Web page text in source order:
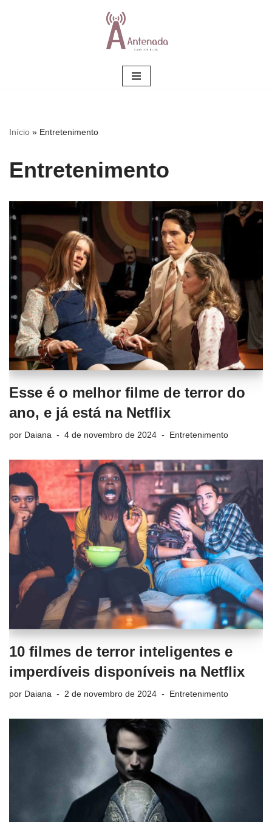
Início » Entretenimento
Entretenimento
Esse é o melhor filme de terror do
ano, e já está na Netflix
por Daiana 4 de novembro de 2024 Entretenimento
10 filmes de terror inteligentes e
imperdíveis disponíveis na Netflix
por Daiana 2 de novembro de 2024 Entretenimento